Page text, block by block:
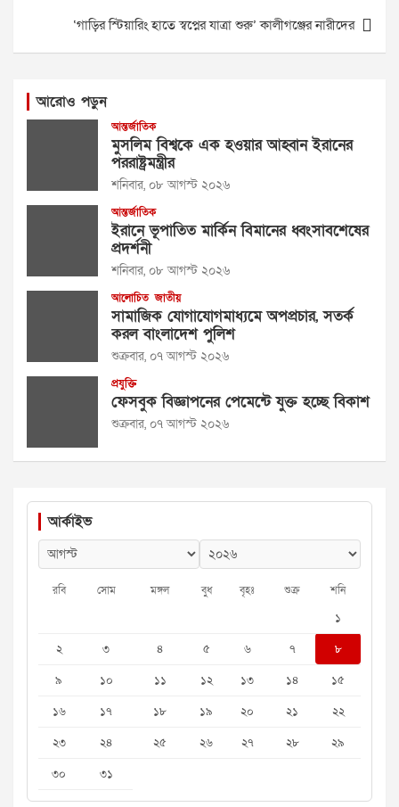
‘গাড়ির স্টিয়ারিং হাতে স্বপ্নের যাত্রা শুরু’ কালীগঞ্জের নারীদের
আরোও পড়ুন
আন্তর্জাতিক
মুসলিম বিশ্বকে এক হওয়ার আহ্বান ইরানের
পররাষ্ট্রমন্ত্রীর
শনিবার, ০৮ আগস্ট ২০২৬
আন্তর্জাতিক
ইরানে ভূপাতিত মার্কিন বিমানের ধ্বংসাবশেষের
প্রদর্শনী
শনিবার, ০৮ আগস্ট ২০২৬
আলোচিত জাতীয়
সামাজিক যোগাযোগমাধ্যমে অপপ্রচার, সতর্ক
করল বাংলাদেশ পুলিশ
শুক্রবার, ০৭ আগস্ট ২০২৬
প্রযুক্তি
ফেসবুক বিজ্ঞাপনের পেমেন্টে যুক্ত হচ্ছে বিকাশ
শুক্রবার, ০৭ আগস্ট ২০২৬
আর্কাইভ
রবি সোম মঙ্গল বুধ বৃহঃ শুক্র শনি
১
২
৩ ৪ ৫ ৬ ৭
৮
৯
১০ ১১ ১২ ১৩ ১৪
১৫
১৬
১৭ ১৮ ১৯ ২০ ২১
২২
২৩
২৪ ২৫ ২৬ ২৭ ২৮
২৯
৩০
৩১